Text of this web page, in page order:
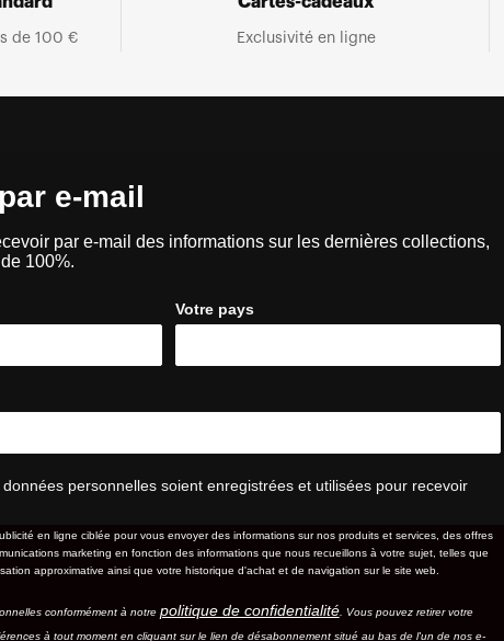
de 100 € Exclusivité en ligne
e-mail
par e-mail des informations sur les dernières collections,
100%.
Votre pays
personnelles soient enregistrées et utilisées pour recevoir
en ligne ciblée pour vous envoyer des informations sur nos produits et services, des offres
marketing en fonction des informations que nous recueillons à votre sujet, telles que
approximative ainsi que votre historique d'achat et de navigation sur le site web.
conformément à notre politique de confidentialité. Vous pouvez retirer votre
à tout moment en cliquant sur le lien de désabonnement situé au bas de l'un de nos e-